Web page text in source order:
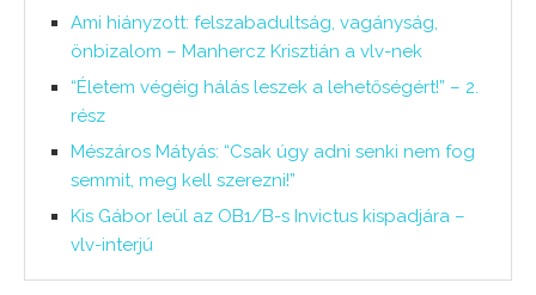
Ami hiányzott: felszabadultság, vagányság,
önbizalom – Manhercz Krisztián a vlv-nek
“Életem végéig hálás leszek a lehetőségért!” – 2.
rész
Mészáros Mátyás: “Csak úgy adni senki nem fog
semmit, meg kell szerezni!”
Kis Gábor leül az OB1/B-s Invictus kispadjára –
vlv-interjú